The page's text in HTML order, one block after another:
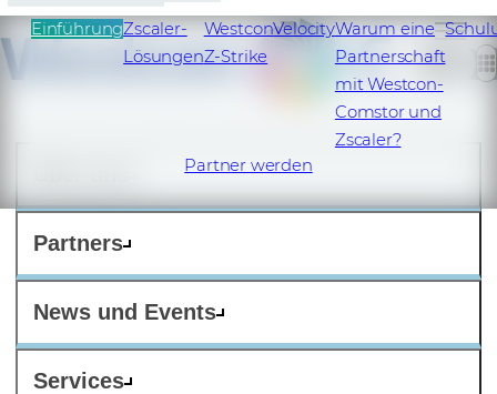
Partners
News und Events
Services
DE
EinführungZscaler-
Lösungen
Westcon
Z-Strike
VelocityWarum eine
Partnerschaft
mit Westcon-
Comstor und
Zscaler?
Partner werden